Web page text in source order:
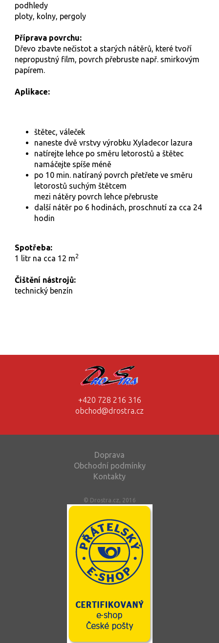
podhledy
ploty, kolny, pergoly
Příprava povrchu:
Dřevo zbavte nečistot a starých nátěrů, které tvoří
nepropustný film, povrch přebruste např. smirkovým
papírem.
Aplikace:
štětec, váleček
naneste dvě vrstvy výrobku Xyladecor lazura
natírejte lehce po směru letorostů a štětec
namáčejte spíše méně
po 10 min. natíraný povrch přetřete ve směru
letorostů suchým štětcem
mezi nátěry povrch lehce přebruste
další nátěr po 6 hodinách, proschnutí za cca 24
hodin
Spotřeba:
1 litr na cca 12 m2
Čištění nástrojů:
technický benzín
+420 728 216 316
obchod@drostra.cz
Doprava
Obchodní podmínky
Kontakty
© Drostra.cz, 2016